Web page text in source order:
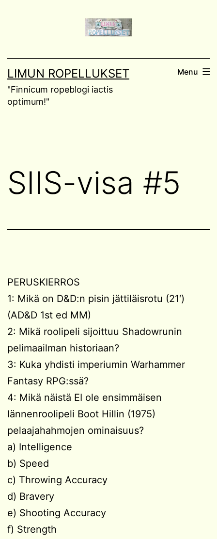
LIMUN ROPELLUKSET
"Finnicum ropeblogi iactis
optimum!"
Menu
SIIS-visa #5
PERUSKIERROS
1: Mikä on D&D:n pisin jättiläisrotu (21′)
(AD&D 1st ed MM)
2: Mikä roolipeli sijoittuu Shadowrunin
pelimaailman historiaan?
3: Kuka yhdisti imperiumin Warhammer
Fantasy RPG:ssä?
4: Mikä näistä EI ole ensimmäisen
lännenroolipeli Boot Hillin (1975)
pelaajahahmojen ominaisuus?
a) Intelligence
b) Speed
c) Throwing Accuracy
d) Bravery
e) Shooting Accuracy
f) Strength